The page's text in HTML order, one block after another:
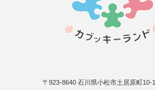
〒923-8640 石川県小松市土居原町